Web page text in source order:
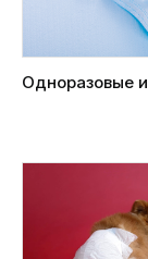
Одноразовые